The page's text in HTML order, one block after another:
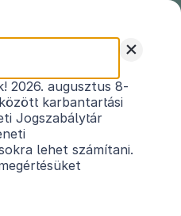
3/2018.
rendelete
Képviselő-
önkormányzati
2018. évi
+
2026. augusztus 8-
karbantartási
Jogszabálytár
lehet számítani.